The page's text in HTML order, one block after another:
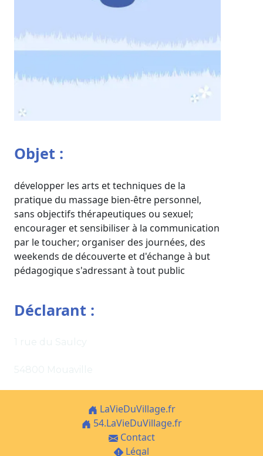
Objet :
développer les arts et techniques de la
pratique du massage bien-être personnel,
sans objectifs thérapeutiques ou sexuel;
encourager et sensibiliser à la communication
par le toucher; organiser des journées, des
weekends de découverte et d'échange à but
pédagogique s'adressant à tout public
Déclarant :
LaVieDuVillage.fr
54.LaVieDuVillage.fr
Contact
Légal